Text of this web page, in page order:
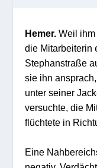
Hemer. Weil ihm
die Mitarbeiterin
Stephanstraße
sie ihn
unter seiner
versuchte, die
flüchtete in
Eine